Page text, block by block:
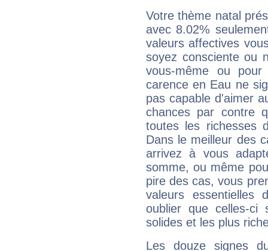
Votre thème natal
avec 8.02%
valeurs affectives
soyez consciente ou
vous-même ou
carence en Eau ne
pas capable d'aimer
chances par contre
toutes les richesses
Dans le meilleur des
arrivez à vous
somme, ou même
pire des cas, vous
valeurs
oublier que celles-
solides et les plus
Les douze signes